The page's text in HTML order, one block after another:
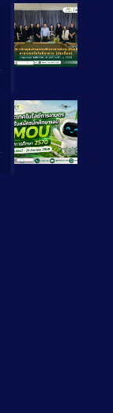
Long
Long